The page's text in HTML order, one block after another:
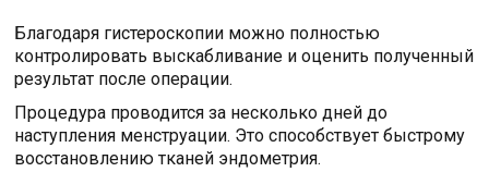
Благодаря гистероскопии можно полностью
контролировать выскабливание и оценить полученный
результат после операции.
Процедура проводится за несколько дней до
наступления менструации. Это способствует быстрому
восстановлению тканей эндометрия.